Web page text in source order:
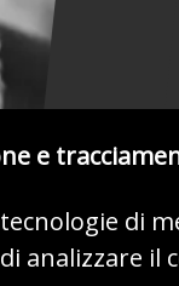
e
di
analizzare